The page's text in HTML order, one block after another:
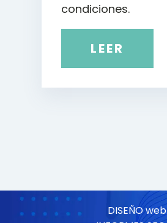
condiciones.
LEER
DISEÑO web